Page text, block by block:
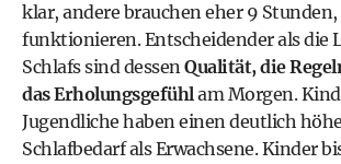
klar, andere brauchen eher 9
funktionieren. Entscheidender als die
Schlafs sind dessenQualität, die
das Erholungsgefühlam Morgen.
Jugendliche haben einen deutlich
Schlafbedarf als Erwachsene. Kinder